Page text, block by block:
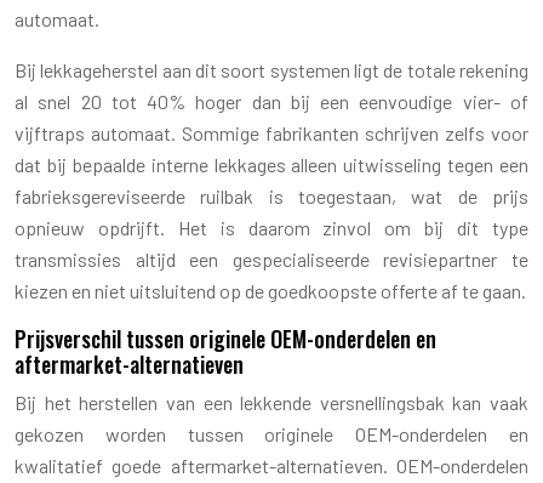
automaat.
Bij lekkageherstel aan dit soort systemen ligt de totale rekening
al snel 20 tot 40% hoger dan bij een eenvoudige vier- of
vijftraps automaat. Sommige fabrikanten schrijven zelfs voor
dat bij bepaalde interne lekkages alleen uitwisseling tegen een
fabrieksgereviseerde ruilbak is toegestaan, wat de prijs
opnieuw opdrijft. Het is daarom zinvol om bij dit type
transmissies altijd een gespecialiseerde revisiepartner te
kiezen en niet uitsluitend op de goedkoopste offerte af te gaan.
Prijsverschil tussen originele OEM-onderdelen en
aftermarket-alternatieven
Bij het herstellen van een lekkende versnellingsbak kan vaak
gekozen worden tussen originele OEM-onderdelen en
kwalitatief goede aftermarket-alternatieven. OEM-onderdelen